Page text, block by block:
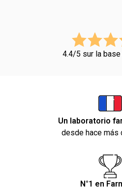
4.4/5 sur la
Un laboratorio
desde hace más
N°1 en